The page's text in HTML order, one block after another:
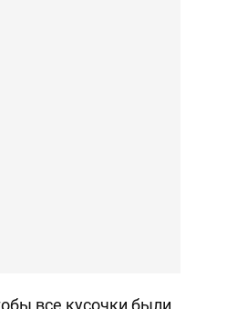
все кусочки были